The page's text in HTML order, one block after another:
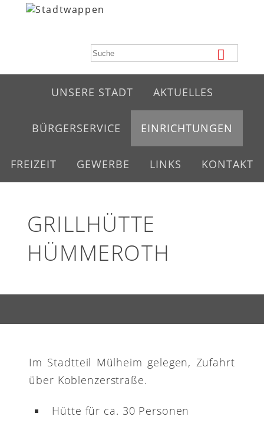
UNSERE STADT AKTUELLES
BÜRGERSERVICE EINRICHTUNGEN
FREIZEIT GEWERBE LINKS KONTAKT
GRILLHÜTTE
HÜMMEROTH
Im Stadtteil Mülheim gelegen, Zufahrt
über Koblenzerstraße.
Hütte für ca. 30 Personen